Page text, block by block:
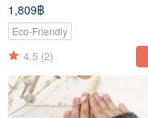
1,809฿
Eco-Friendly
4.5 (2)